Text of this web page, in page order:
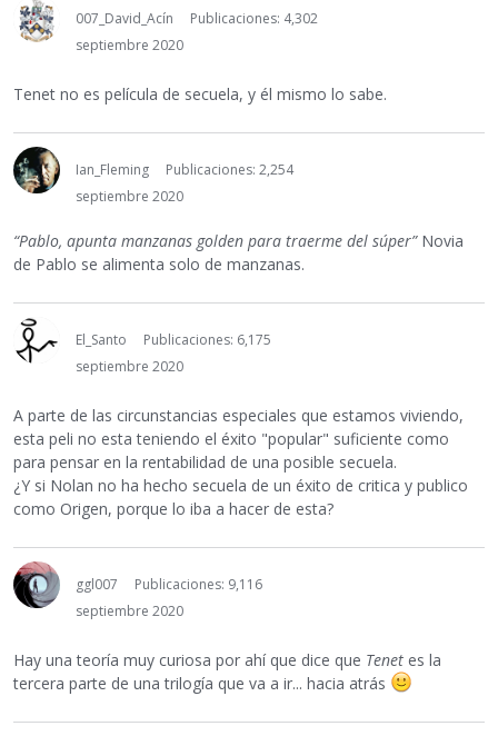
007_David_Acín
Publicaciones: 4,302
septiembre 2020
Tenet no es película de secuela, y él mismo lo sabe.
Ian_Fleming
Publicaciones: 2,254
septiembre 2020
“Pablo, apunta manzanas golden para traerme del súper”Novia
de Pablo se alimenta solo de manzanas.
El_Santo
Publicaciones: 6,175
septiembre 2020
A parte de las circunstancias especiales que estamos viviendo,
esta peli no esta teniendo el éxito "popular" suficiente como
para pensar en la rentabilidad de una posible secuela.
¿Y si Nolan no ha hecho secuela de un éxito de critica y publico
como Origen, porque lo iba a hacer de esta?
ggl007
Publicaciones: 9,116
septiembre 2020
Hay una teoría muy curiosa por ahí que dice que Tenet es la
tercera parte de una trilogía que va a ir... hacia atrás